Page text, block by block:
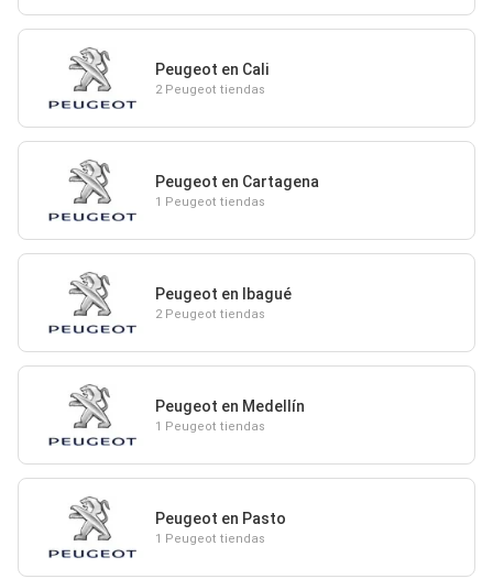
Peugeot en Cali
2 Peugeot tiendas
Peugeot en Cartagena
1 Peugeot tiendas
Peugeot en Ibagué
2 Peugeot tiendas
Peugeot en Medellín
1 Peugeot tiendas
Peugeot en Pasto
1 Peugeot tiendas